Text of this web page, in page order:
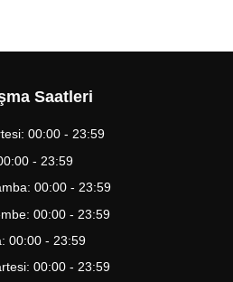
Saatleri
00:00 - 23:59
- 23:59
00:00 - 23:59
00:00 - 23:59
00:00 - 23:59
00:00 - 23:59